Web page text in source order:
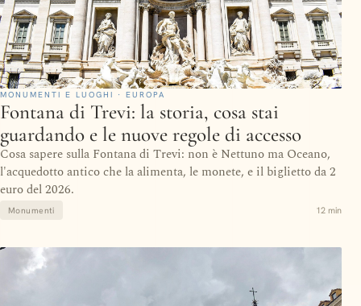
MONUMENTI E LUOGHI · EUROPA
Fontana di Trevi: la storia, cosa stai
guardando e le nuove regole di accesso
Cosa sapere sulla Fontana di Trevi: non è Nettuno ma Oceano,
l'acquedotto antico che la alimenta, le monete, e il biglietto da 2
euro del 2026.
Monumenti 12 min